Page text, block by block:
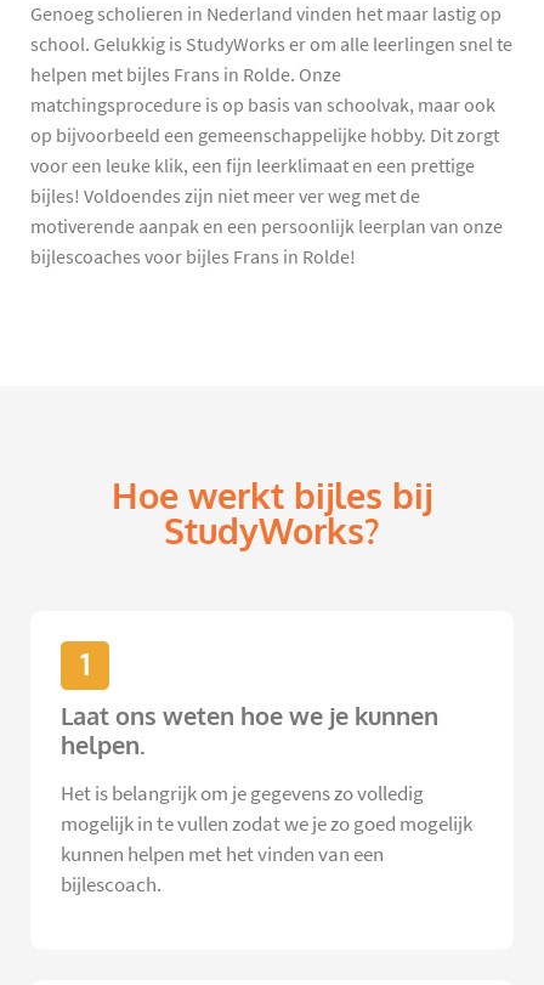
Genoeg scholieren in Nederland vinden het maar lastig op
school. Gelukkig is StudyWorks er om alle leerlingen snel te
helpen met bijles Frans in Rolde. Onze
matchingsprocedure is op basis van schoolvak, maar ook
op bijvoorbeeld een gemeenschappelijke hobby. Dit zorgt
voor een leuke klik, een fijn leerklimaat en een prettige
bijles! Voldoendes zijn niet meer ver weg met de
motiverende aanpak en een persoonlijk leerplan van onze
bijlescoaches voor bijles Frans in Rolde!
Hoe werkt bijles bij
StudyWorks?
1
Laat ons weten hoe we je kunnen
helpen.
Het is belangrijk om je gegevens zo volledig
mogelijk in te vullen zodat we je zo goed mogelijk
kunnen helpen met het vinden van een
bijlescoach.